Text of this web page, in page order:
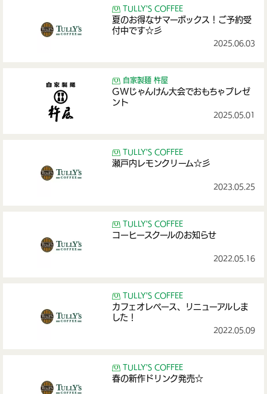
TULLY'S COFFEE
夏のお得なサマーボックス！ご予約受
付中です☆彡
2025.06.03
自家製麺 杵屋
GWじゃんけん大会でおもちゃプレゼ
ント
2025.05.01
TULLY'S COFFEE
瀬戸内レモンクリーム☆彡
2023.05.25
TULLY'S COFFEE
コーヒースクールのお知らせ
2022.05.16
TULLY'S COFFEE
カフェオレベース、リニューアルしま
した！
2022.05.09
TULLY'S COFFEE
春の新作ドリンク発売☆